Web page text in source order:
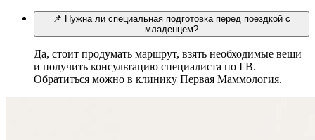
📌 Нужна ли специальная подготовка перед поездкой с
младенцем?
Да, стоит продумать маршрут, взять необходимые вещи
и получить консультацию специалиста по ГВ.
Обратиться можно в клинику Первая Маммология.